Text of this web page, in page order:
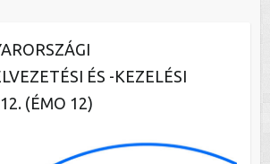
ÉS -KEZELÉSI
(ÉMO 12)